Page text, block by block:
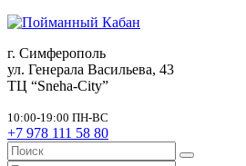
г. Симферополь
ул. Генерала Васильева, 43
ТЦ “Sneha-City”
10:00-19:00 ПН-ВС
+7 978 111 58 80